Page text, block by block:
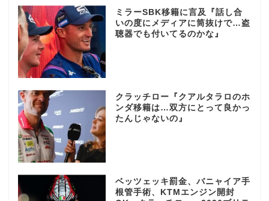
ミラーSBK移籍に言及『話し合
いの度にメディアに筒抜けで…盗
聴器でも付いてるのかな』
クラッチロー『クアルタラロのホ
ンダ移籍は…双方にとって良かっ
たんじゃないの』
ベッツェッキ罰金、バニャイア手
根管手術、KTMエンジン開封